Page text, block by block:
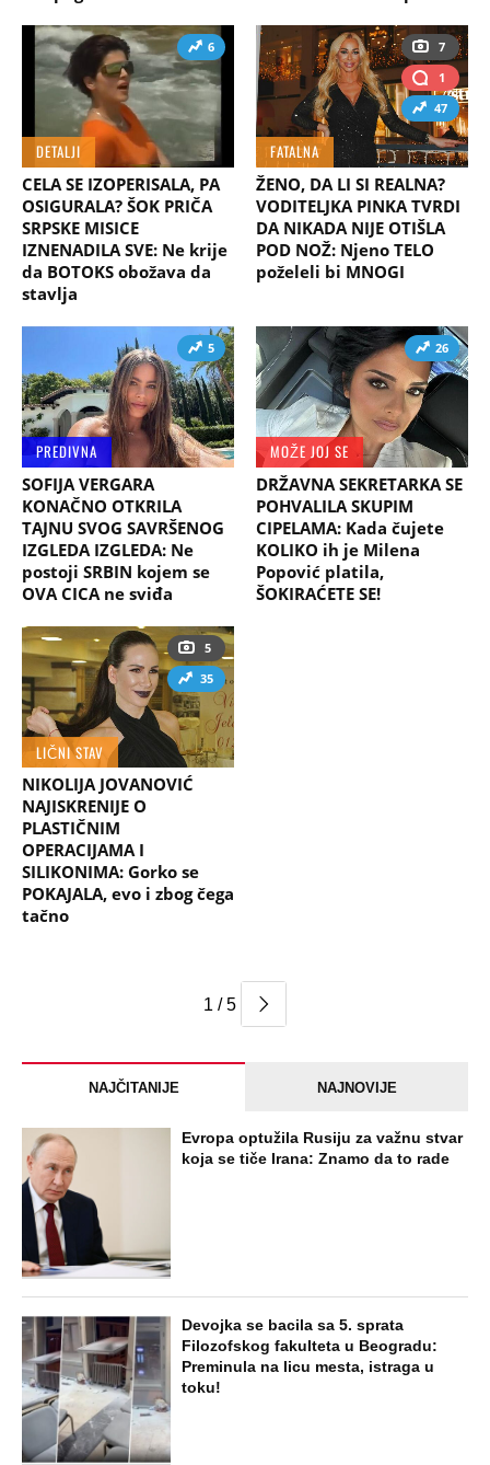
6
DETALJI
CELA SE IZOPERISALA, PA
OSIGURALA? ŠOK PRIČA
SRPSKE MISICE
IZNENADILA SVE: Ne krije
da BOTOKS obožava da
stavlja
7
1
47
FATALNA
ŽENO, DA LI SI REALNA?
VODITELJKA PINKA TVRDI
DA NIKADA NIJE OTIŠLA
POD NOŽ: Njeno TELO
poželeli bi MNOGI
5
PREDIVNA
SOFIJA VERGARA
KONAČNO OTKRILA
TAJNU SVOG SAVRŠENOG
IZGLEDA IZGLEDA: Ne
postoji SRBIN kojem se
OVA CICA ne sviđa
26
MOŽE JOJ SE
DRŽAVNA SEKRETARKA SE
POHVALILA SKUPIM
CIPELAMA: Kada čujete
KOLIKO ih je Milena
Popović platila,
ŠOKIRAĆETE SE!
5
35
LIČNI STAV
NIKOLIJA JOVANOVIĆ
NAJISKRENIJE O
PLASTIČNIM
OPERACIJAMA I
SILIKONIMA: Gorko se
POKAJALA, evo i zbog čega
tačno
1 / 5
NAJČITANIJE NAJNOVIJE
Evropa optužila Rusiju za važnu stvar
koja se tiče Irana: Znamo da to rade
Devojka se bacila sa 5. sprata
Filozofskog fakulteta u Beogradu:
Preminula na licu mesta, istraga u
toku!